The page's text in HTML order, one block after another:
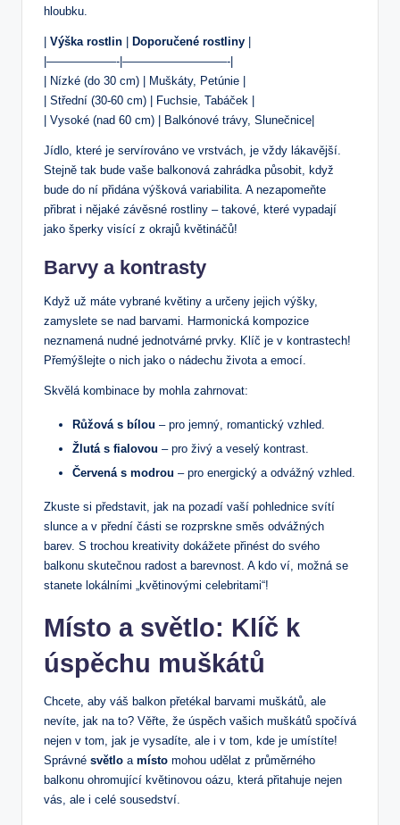
hloubku.
Výška rostlin Doporučené rostliny
|——————-|—————————-|
| Nízké (do 30 cm) | Muškáty, Petúnie |
| Střední (30-60 cm) | Fuchsie, Tabáček |
| Vysoké (nad 60 cm) | Balkónové trávy, Slunečnice|
Jídlo, které je servírováno ve vrstvách, je vždy lákavější.
Stejně tak bude vaše balkonová zahrádka působit, když
bude do ní přidána výšková variabilita. A nezapomeňte
přibrat i nějaké závěsné rostliny – takové, které vypadají
jako šperky visící z okrajů květináčů!
Barvy a kontrasty
Když už máte vybrané květiny a určeny jejich výšky,
zamyslete se nad barvami. Harmonická kompozice
neznamená nudné jednotvárné prvky. Klíč je v kontrastech!
Přemýšlejte o nich jako o nádechu života a emocí.
Skvělá kombinace by mohla zahrnovat:
Růžová s bílou – pro jemný, romantický vzhled.
Žlutá s fialovou – pro živý a veselý kontrast.
Červená s modrou – pro energický a odvážný vzhled.
Zkuste si představit, jak na pozadí vaší pohlednice svítí
slunce a v přední části se rozprskne směs odvážných
barev. S trochou kreativity dokážete přinést do svého
balkonu skutečnou radost a barevnost. A kdo ví, možná se
stanete lokálními „květinovými celebritami“!
Místo a světlo: Klíč k
úspěchu muškátů
Chcete, aby váš balkon přetékal barvami muškátů, ale
nevíte, jak na to? Věřte, že úspěch vašich muškátů spočívá
nejen v tom, jak je vysadíte, ale i v tom, kde je umístíte!
Správné světlo a místo mohou udělat z průměrného
balkonu ohromující květinovou oázu, která přitahuje nejen
vás, ale i celé sousedství.